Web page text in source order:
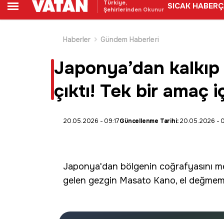
Türkiye,
Şehirlerinden Okunur SICAK HABER
Haberler Gündem Haberleri
Japonya’dan
çıktı! Tek bir
20.05.2026 - 09:17Güncellenme Tarihi:20.05.2026 -
Japonya'dan bölgenin coğrafyasını
gelen gezgin Masato Kano, el